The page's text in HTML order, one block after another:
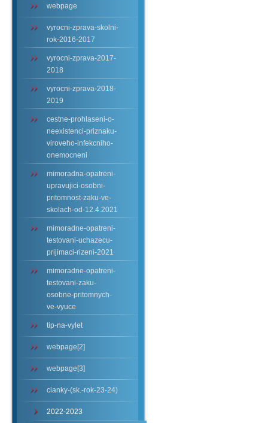
webpage
vyrocni-zprava-skolni-
rok-2016-2017
vyrocni-zprava-2017-
2018
vyrocni-zprava-2018-
2019
cestne-prohlaseni-o-
neexistenci-priznaku-
viroveho-infekcniho-
onemocneni
mimoradna-opatreni-
upravujici-osobni-
pritomnost-zaku-ve-
skolach-od-12.4.2021
mimoradne-opatreni-
testovani-uchazecu-
prijimaci-rizeni-2021
mimoradne-opatreni-
testovani-zaku-
osobne-pritomnych-
ve-vyuce
tip-na-vylet
webpage[2]
webpage[3]
clanky-(sk.-rok-23-24)
2022-2023